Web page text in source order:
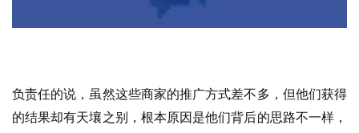
负责任的说，虽然这些商家的推广方式差不多，但他们获得
的结果却有天壤之别，根本原因是他们背后的思路不一样，